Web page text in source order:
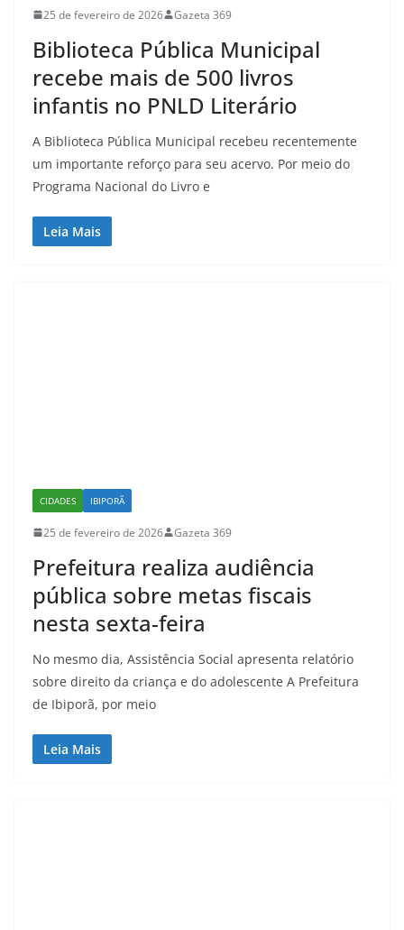
25 de fevereiro de 2026 Gazeta 369
Biblioteca Pública Municipal
recebe mais de 500 livros
infantis no PNLD Literário
A Biblioteca Pública Municipal recebeu recentemente
um importante reforço para seu acervo. Por meio do
Programa Nacional do Livro e
Leia Mais
CIDADES IBIPORÃ
25 de fevereiro de 2026 Gazeta 369
Prefeitura realiza audiência
pública sobre metas fiscais
nesta sexta-feira
No mesmo dia, Assistência Social apresenta relatório
sobre direito da criança e do adolescente A Prefeitura
de Ibiporã, por meio
Leia Mais